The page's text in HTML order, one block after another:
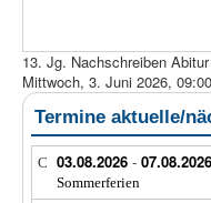
13. Jg. Nachschreiben
Mittwoch, 3. Juni 2026,
Termine aktuelle/
03.08.2026- 07.08.2026
Sommerferien